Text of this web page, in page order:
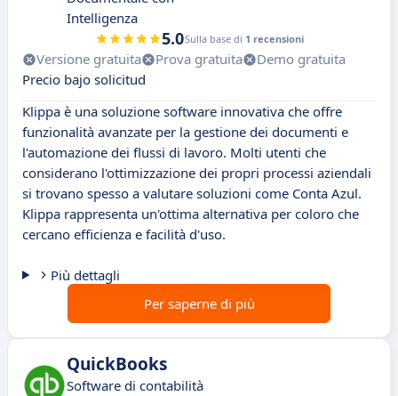
Intelligenza
5.0Sulla base di 1 recensioni
Versione gratuita Prova gratuita
Demo gratuita
Precio bajo solicitud
Klippa è una soluzione software innovativa che offre
funzionalità avanzate per la gestione dei documenti e
l'automazione dei flussi di lavoro. Molti utenti che
considerano l'ottimizzazione dei propri processi aziendali
si trovano spesso a valutare soluzioni come Conta Azul.
Klippa rappresenta un'ottima alternativa per coloro che
cercano efficienza e facilità d'uso.
Più dettagli
Per saperne di più
QuickBooks
Software di contabilità